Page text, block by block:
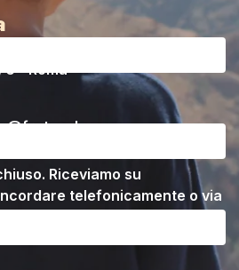
- Roma
Riceviamo su
telefonicamente o via